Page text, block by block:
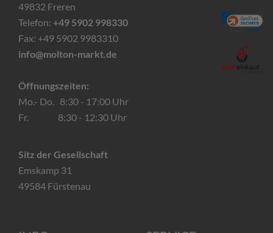
49832 Freren
Telefon: +49 5902 998330
Fax: +49 5902 9983310
info@molton-markt.de
Öffnungszeiten:
Mo.- Do. 8:30 - 17:00 Uhr
Fr. 8:30 - 12:30 Uhr
Sitz der Gesellschaft
Emskamp 31
49584 Fürstenau